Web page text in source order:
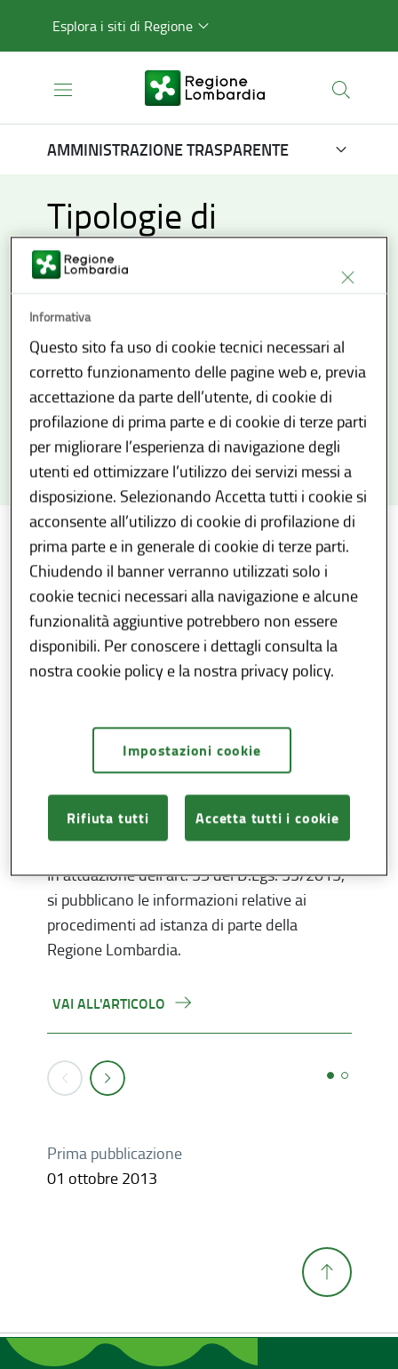
Esplora i siti di Regione
AMMINISTRAZIONE TRASPARENTE
Tipologie di
procedimento
... / Attività e procedimenti / Tipologie di procedimento
Sottosezioni
TUTTE LE SCHEDE INFORMATIVE
Procedimenti regionali ad
istanza di parte
25 Giugno 2026
In attuazione dell'art. 35 del D.Lgs. 33/2013,
si pubblicano le informazioni relative ai
procedimenti ad istanza di parte della
Regione Lombardia.
VAI ALL'ARTICOLO
In
Prima pubblicazione
01 ottobre 2013
Informativa
Questo sito fa uso di cookie tecnici necessari al
corretto funzionamento delle pagine web e, previa
accettazione da parte dell’utente, di cookie di
profilazione di prima parte e di cookie di terze parti
per migliorare l’esperienza di navigazione degli
utenti ed ottimizzare l’utilizzo dei servizi messi a
disposizione. Selezionando Accetta tutti i cookie si
acconsente all’utilizzo di cookie di profilazione di
prima parte e in generale di cookie di terze parti.
Chiudendo il banner verranno utilizzati solo i
cookie tecnici necessari alla navigazione e alcune
funzionalità aggiuntive potrebbero non essere
disponibili. Per conoscere i dettagli consulta la
nostra cookie policy e la nostra privacy policy.
Impostazioni cookie
Rifiuta tutti Accetta tutti i cookie